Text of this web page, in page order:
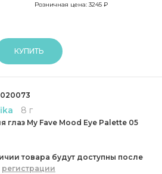
Розничная цена: 3245 ₽
КУПИТЬ
8 г
глаз My Fave Mood Eye Palette 05
товара будут доступны после
регистрации